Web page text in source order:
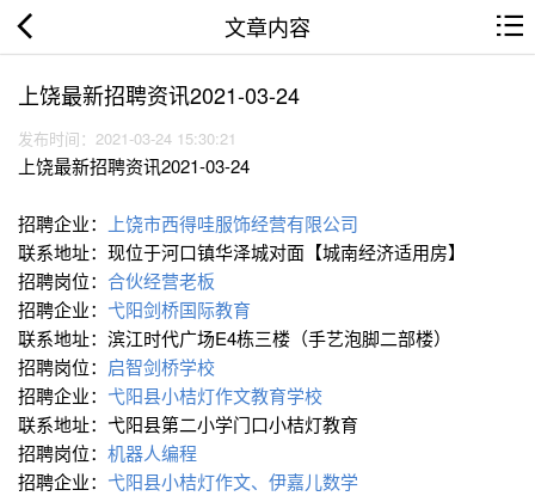
文章内容
上饶最新招聘资讯2021-03-24
发布时间：2021-03-24 15:30:21
上饶最新招聘资讯2021-03-24
招聘企业：
上饶市西得哇服饰经营有限公司
联系地址：现位于河口镇华泽城对面【城南经济适用房】
招聘岗位： 合伙经营老板
招聘企业： 弋阳剑桥国际教育
联系地址：滨江时代广场E4栋三楼（手艺泡脚二部楼）
招聘岗位： 启智剑桥学校
招聘企业： 弋阳县小桔灯作文教育学校
联系地址：弋阳县第二小学门口小桔灯教育
招聘岗位： 机器人编程
招聘企业： 弋阳县小桔灯作文、伊嘉儿数学